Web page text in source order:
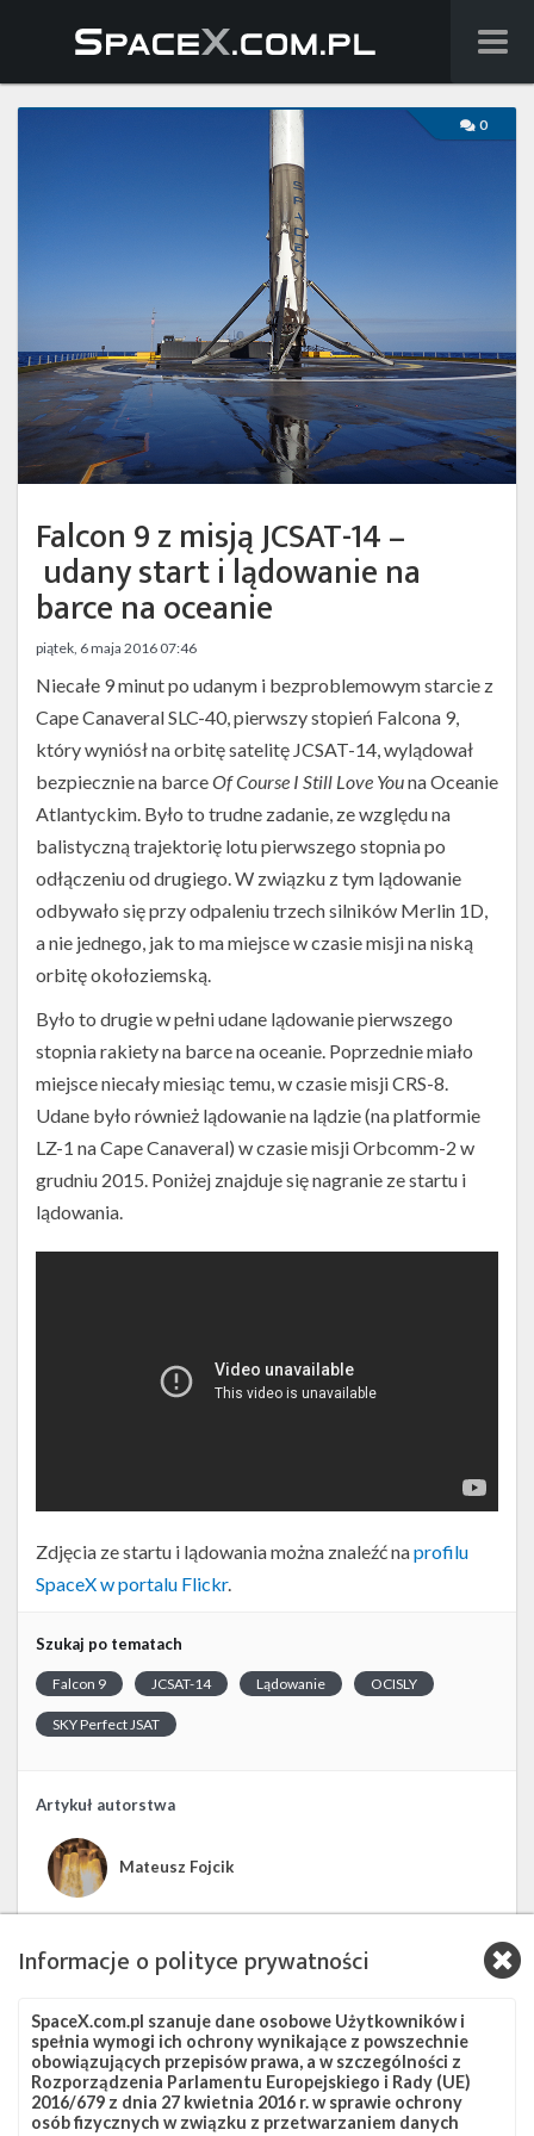
Wiadomości
Lista startów
Na żywo
Szukaj
Facebook
Twitter
Kalendarze
0
Falcon 9 z misją JCSAT-14 –
udany start i lądowanie na
barce na oceanie
piątek, 6 maja 2016 07:46
Mateusz
Fojcik
Niecałe 9 minut po udanym i bezproblemowym starcie z
Cape Canaveral SLC-40, pierwszy stopień Falcona 9,
który wyniósł na orbitę satelitę JCSAT-14, wylądował
bezpiecznie na barceOf Course I Still Love Youna Oceanie
Atlantyckim. Było to trudne zadanie, ze względu na
balistyczną trajektorię lotu pierwszego stopnia po
odłączeniu od drugiego. W związku z tym lądowanie
odbywało się przy odpaleniu trzech silników Merlin 1D,
a nie jednego, jak to ma miejsce w czasie misji na niską
orbitę okołoziemską.
Było to drugie w pełni udane lądowanie pierwszego
stopnia rakiety na barce na oceanie. Poprzednie miało
miejsce niecały miesiąc temu, w czasie misji CRS-8.
Udane było również lądowanie na lądzie (na platformie
LZ-1 na Cape Canaveral) w czasie misji Orbcomm-2 w
grudniu 2015. Poniżej znajduje się nagranie ze startu i
lądowania.
Zdjęcia ze startu i lądowania można znaleźć naprofilu
SpaceX w portalu Flickr.
Szukaj po tematach
Falcon 9 JCSAT-14 Lądowanie OCISLY
SKY Perfect JSAT
Artykuł autorstwa
Mateusz Fojcik
Informacje o polityce prywatności
SpaceX.com.pl szanuje dane osobowe Użytkowników i
spełnia wymogi ich ochrony wynikające z powszechnie
obowiązujących przepisów prawa, a w szczególności z
Rozporządzenia Parlamentu Europejskiego i Rady (UE)
2016/679 z dnia 27 kwietnia 2016 r. w sprawie ochrony
osób fizycznych w związku z przetwarzaniem danych